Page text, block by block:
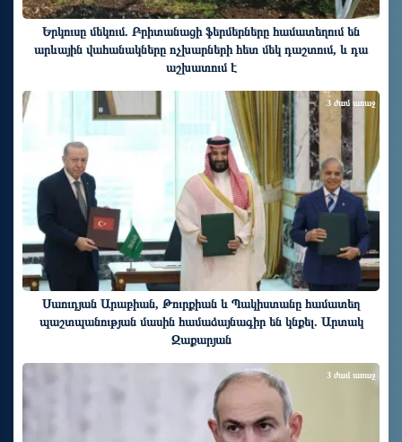
Երկուսը մեկում. Բրիտանացի ֆերմերները համատեղում են
արևային վահանակները ոչխարների հետ մեկ դաշտում, և դա
աշխատում է
Սաուդյան Արաբիան, Թուրքիան և Պակիստանը համատեղ
պաշտպանության մասին համաձայնագիր են կնքել. Արտակ
Զաքարյան
3 ժամ առաջ
3 ժամ առաջ